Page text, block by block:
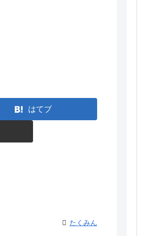
はてブ
たくみん